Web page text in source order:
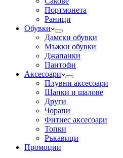
Портмонета
Раници
Обувки
Дамски обувки
Мъжки обувки
Джапанки
Пантофи
Аксесоари
Плувни аксесоари
Шапки и шалове
Други
Чорапи
Фитнес аксесоари
Топки
Ръкавици
Промоции